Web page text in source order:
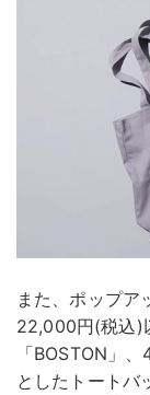
また、ポップア
22,000円(税込)
「BOSTON」
としたトートバ